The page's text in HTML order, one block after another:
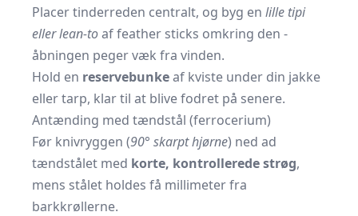
Placer tinderreden centralt, og byg en lille tipi
eller lean-toaf feather sticks omkring den -
åbningen peger væk fra vinden.
Hold en reservebunkeaf kviste under din jakke
eller tarp, klar til at blive fodret på senere.
Antænding med tændstål (ferrocerium)
Før knivryggen (90° skarpt hjørne) ned ad
tændstålet med korte, kontrollerede strøg,
mens stålet holdes få millimeter fra
barkkrøllerne.